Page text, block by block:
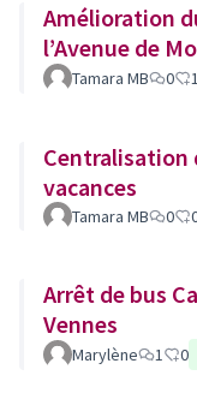
Amélioration
l’Avenue de
Tamara MB 0 1
Centralisation
vacances
Tamara MB 0
Arrêt de bus
Vennes
Marylène 1 0